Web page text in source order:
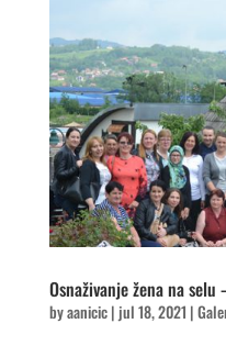
Osnaživanje žena na selu
byaanicic| jul 18, 2021 |